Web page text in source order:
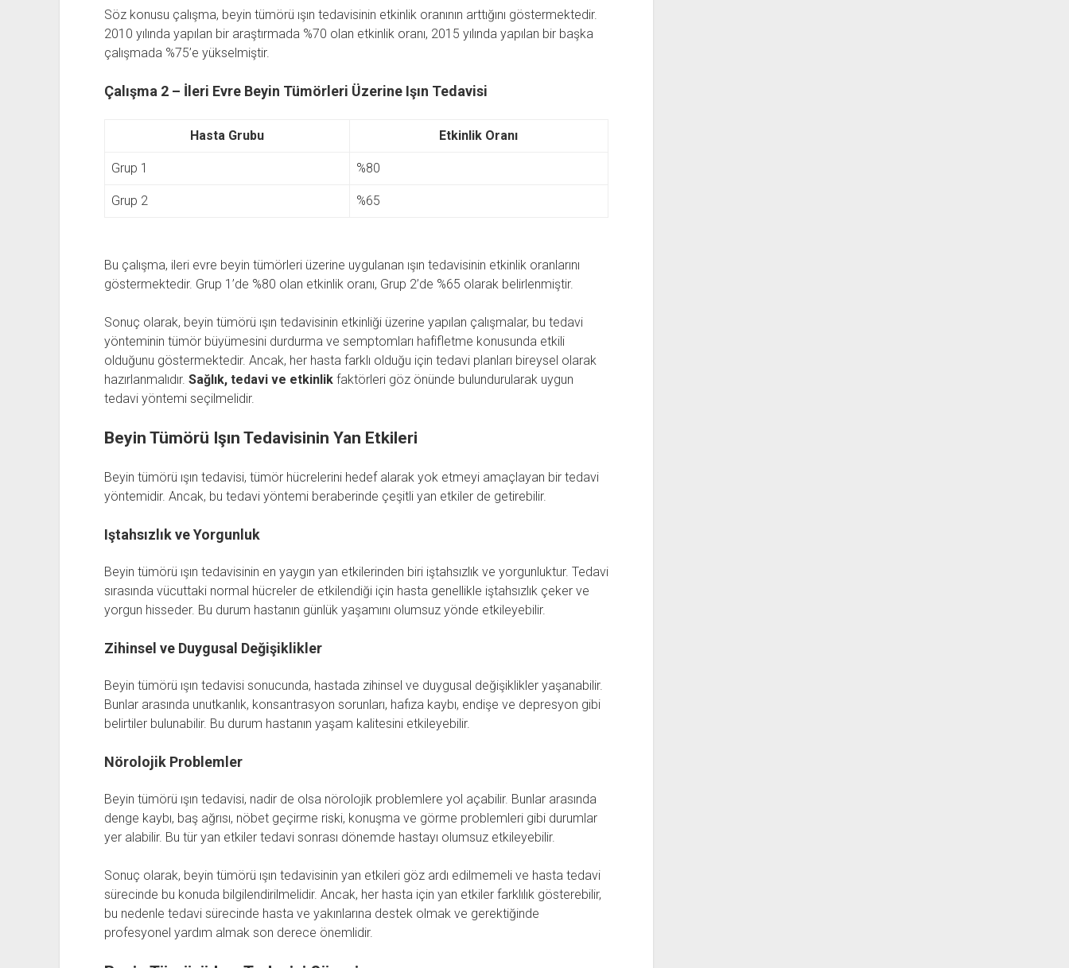
Söz konusu çalışma, beyin tümörü ışın tedavisinin etkinlik oranının arttığını göstermektedir.
2010 yılında yapılan bir araştırmada %70 olan etkinlik oranı, 2015 yılında yapılan bir başka
çalışmada %75’e yükselmiştir.
Çalışma 2 – İleri Evre Beyin Tümörleri Üzerine Işın Tedavisi
Hasta Grubu Etkinlik Oranı
Grup 1 %80
Grup 2 %65
Bu çalışma, ileri evre beyin tümörleri üzerine uygulanan ışın tedavisinin etkinlik oranlarını
göstermektedir. Grup 1’de %80 olan etkinlik oranı, Grup 2’de %65 olarak belirlenmiştir.
Sonuç olarak, beyin tümörü ışın tedavisinin etkinliği üzerine yapılan çalışmalar, bu tedavi
yönteminin tümör büyümesini durdurma ve semptomları hafifletme konusunda etkili
olduğunu göstermektedir. Ancak, her hasta farklı olduğu için tedavi planları bireysel olarak
hazırlanmalıdır. Sağlık, tedavi ve etkinlikfaktörleri göz önünde bulundurularak uygun
tedavi yöntemi seçilmelidir.
Beyin Tümörü Işın Tedavisinin Yan Etkileri
Beyin tümörü ışın tedavisi, tümör hücrelerini hedef alarak yok etmeyi amaçlayan bir tedavi
yöntemidir. Ancak, bu tedavi yöntemi beraberinde çeşitli yan etkiler de getirebilir.
Iştahsızlık ve Yorgunluk
Beyin tümörü ışın tedavisinin en yaygın yan etkilerinden biri iştahsızlık ve yorgunluktur. Tedavi
sırasında vücuttaki normal hücreler de etkilendiği için hasta genellikle iştahsızlık çeker ve
yorgun hisseder. Bu durum hastanın günlük yaşamını olumsuz yönde etkileyebilir.
Zihinsel ve Duygusal Değişiklikler
Beyin tümörü ışın tedavisi sonucunda, hastada zihinsel ve duygusal değişiklikler yaşanabilir.
Bunlar arasında unutkanlık, konsantrasyon sorunları, hafıza kaybı, endişe ve depresyon gibi
belirtiler bulunabilir. Bu durum hastanın yaşam kalitesini etkileyebilir.
Nörolojik Problemler
Beyin tümörü ışın tedavisi, nadir de olsa nörolojik problemlere yol açabilir. Bunlar arasında
denge kaybı, baş ağrısı, nöbet geçirme riski, konuşma ve görme problemleri gibi durumlar
yer alabilir. Bu tür yan etkiler tedavi sonrası dönemde hastayı olumsuz etkileyebilir.
Sonuç olarak, beyin tümörü ışın tedavisinin yan etkileri göz ardı edilmemeli ve hasta tedavi
sürecinde bu konuda bilgilendirilmelidir. Ancak, her hasta için yan etkiler farklılık gösterebilir,
bu nedenle tedavi sürecinde hasta ve yakınlarına destek olmak ve gerektiğinde
profesyonel yardım almak son derece önemlidir.